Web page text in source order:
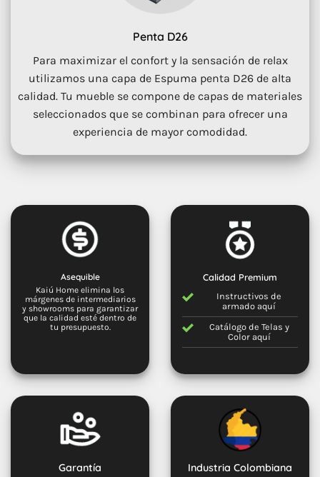
Penta D26
Para maximizar el confort y la sensación de relax
utilizamos una capa de Espuma penta D26 de alta
calidad. Tu mueble se compone de capas de materiales
seleccionados que se combinan para ofrecer una
experiencia de mayor comodidad.
Asequible
Kaiú Home elimina los
márgenes de intermediarios
y showrooms para garantizar
que la calidad esté dentro de
tu presupuesto.
Calidad Premium
Instructivos de
armado aquí
Catálogo de Telas y
Color aquí
Garantía Industria Colombiana